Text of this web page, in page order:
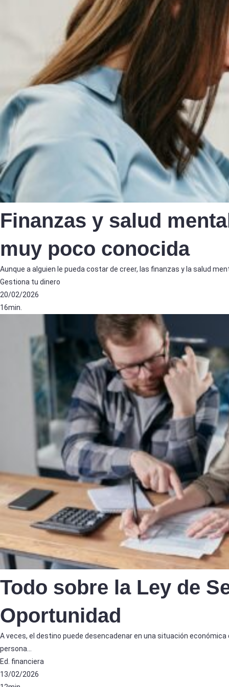
Finanzas y salud
muy poco conocida
Aunque a alguien le pueda costar de creer, las finanzas y la salud
Gestiona tu dinero
20/02/2026
16min.
Todo sobre la Ley de
Oportunidad
A veces, el destino puede desencadenar en una situación
persona…
Ed. financiera
13/02/2026